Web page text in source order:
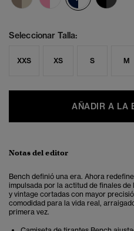
Seleccionar Talla:
XXS XS S M
AÑADIR A LA
Notas del editor
Bench definió una era. Ahora
impulsada por la actitud de finales
y vintage cortadas con mayor
comodidad para la vida real,
primera vez.